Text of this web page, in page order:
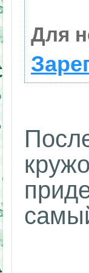
Для